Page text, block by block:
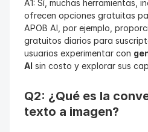
A1: Sí, muchas herramientas,
ofrecen opciones gratuitas
APOB AI, por ejemplo,
gratuitos diarios para
usuarios experimentar con
AI sin costo y explorar sus
Q2: ¿Qué es la
texto a imagen?